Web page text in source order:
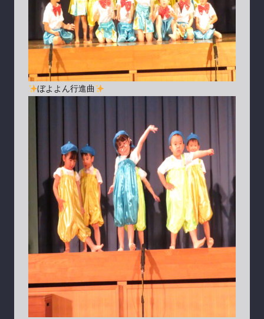
ぼよよん行進曲